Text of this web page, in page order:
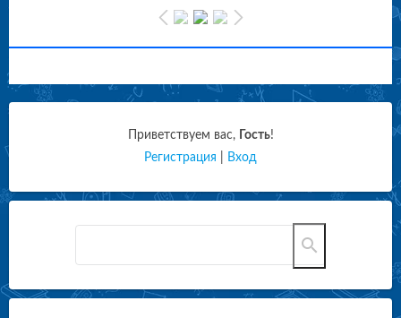
Приветствуем вас, Гость!
Регистрация
Вход